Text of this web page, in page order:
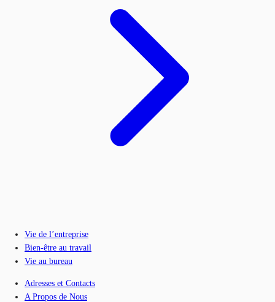
Vie de l’entreprise
Bien-être au travail
Vie au bureau
Adresses et Contacts
A Propos de Nous